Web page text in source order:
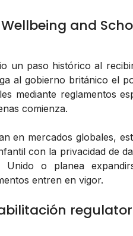
and
un paso histórico al
al gobierno británico el
mediante reglamentos
comienza.
en mercados globales,
con la privacidad de
o planea
entren en vigor.